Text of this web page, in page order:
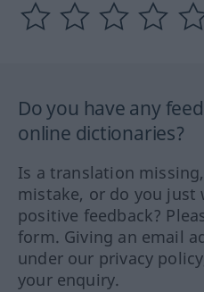
Do you have any
online dictionaries?
Is a translation
mistake, or do you just
positive feedback?
form. Giving an email
under our privacy
your enquiry.